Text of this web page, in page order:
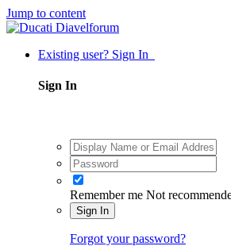
Jump to content
Existing user? Sign In
Sign In
Remember me Not
Sign In
Forgot your password?